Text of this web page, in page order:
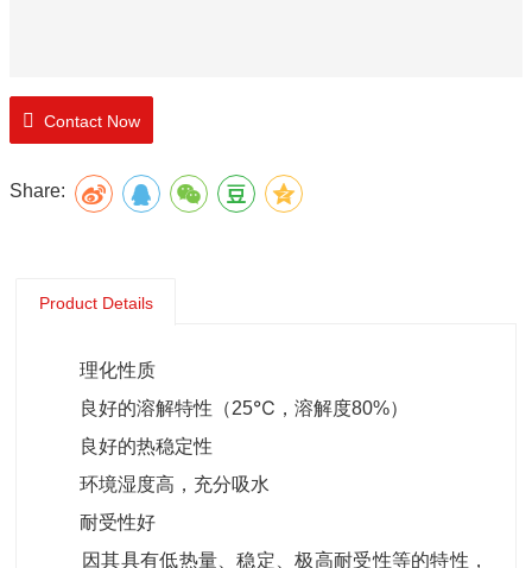
Contact Now
Share:
Product Details
理化性质
良好的溶解特性（25℃，溶解度80%）
良好的热稳定性
环境湿度高，充分吸水
耐受性好
因其具有低热量、稳定、极高耐受性等的特性，